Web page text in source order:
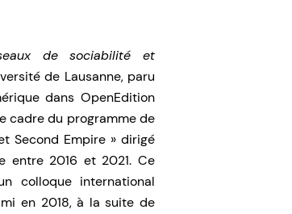
de sociabilité et
de Lausanne, paru
dans OpenEdition
cadre du programme de
Second Empire » dirigé
entre 2016 et 2021. Ce
colloque international
en 2018, à la suite de